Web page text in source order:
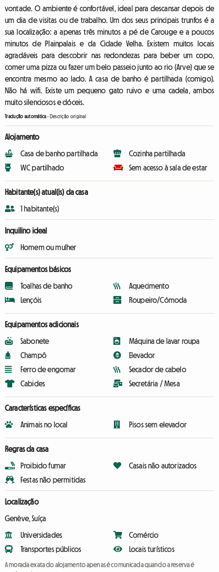
vontade. O ambiente é confortável, ideal para descansar depois de
um dia de visitas ou de trabalho. Um dos seus principais trunfos é a
sua localização: a apenas três minutos a pé de Carouge e a poucos
minutos de Plainpalais e da Cidade Velha. Existem muitos locais
agradáveis para descobrir nas redondezas para beber um copo,
comer uma pizza ou fazer um belo passeio junto ao rio (Arve) que se
encontra mesmo ao lado. A casa de banho é partilhada (comigo).
Não há wifi. Existe um pequeno gato ruivo e uma cadela, ambos
muito silenciosos e dóceis.
Tradução automática- Descrição original
Alojamento
Casa de banho partilhada
WC partilhado
Cozinha partilhada
Sem acesso à sala de estar
Habitante(s) atual(is) da casa
1 habitante(s)
Inquilino ideal
Homem ou mulher
Equipamentos básicos
Toalhas de banho
Lençóis
Aquecimento
Roupeiro/Cómoda
Equipamentos adicionais
Sabonete
Champô
Ferro de engomar
Cabides
Máquina de lavar roupa
Elevador
Secador de cabelo
Secretária / Mesa
Características específicas
Animais no local Pisos sem elevador
Regras da casa
Proibido fumar
Festas não permitidas
Casais não autorizados
Localização
Genève, Suíça
Universidades
Transportes públicos
Comércio
Locais turísticos
A morada exata do alojamento apenas é comunicada quando a reserva é